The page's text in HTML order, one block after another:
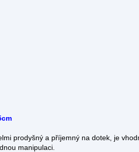
prodyšný a příjemný na dotek, je
manipulaci.